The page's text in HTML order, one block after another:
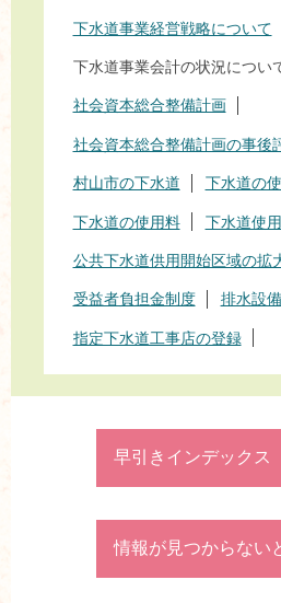
下水道事業経営戦略について
下水道事業会計の状況につい
社会資本総合整備計画
社会資本総合整備計画の事後
村山市の下水道 下水道の
下水道の使用料 下水道使
公共下水道供用開始区域の拡
受益者負担金制度 排水設
指定下水道工事店の登録
早引きインデックス
情報が見つからない